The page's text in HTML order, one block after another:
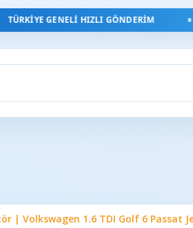
GENELI HIZLI GÖNDERIM
| Volkswagen 1.6 TDI Golf 6 Passat